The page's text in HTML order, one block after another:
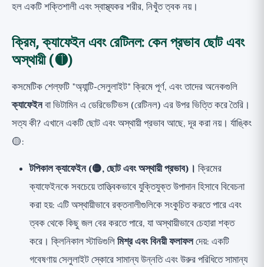
হল একটি শক্তিশালী এবং স্বাস্থ্যকর শরীর, নিখুঁত ত্বক নয়।
ক্রিম, ক্যাফেইন এবং রেটিনল: কেন প্রভাব ছোট এবং
অস্থায়ী (🟡)
কসমেটিক শেল্ফটি "অ্যান্টি-সেলুলাইট" ক্রিমে পূর্ণ, এবং তাদের অনেকগুলি
ক্যাফেইনবা ভিটামিন এ ডেরিভেটিভস (রেটিনল) এর উপর ভিত্তি করে তৈরি।
সত্য কী? এখানে একটি ছোট এবং অস্থায়ী প্রভাব আছে, দূর করা নয়। র্যাঙ্কিং
🟡:
টপিকাল ক্যাফেইন (🟡, ছোট এবং অস্থায়ী প্রভাব)। ক্রিমের
ক্যাফেইনকে সবচেয়ে তাত্ত্বিকভাবে যুক্তিযুক্ত উপাদান হিসাবে বিবেচনা
করা হয়: এটি অস্থায়ীভাবে রক্তনালীগুলিকে সংকুচিত করতে পারে এবং
ত্বক থেকে কিছু জল বের করতে পারে, যা অস্থায়ীভাবে চেহারা শক্ত
করে। ক্লিনিকাল স্টাডিগুলিমিশ্র এবং বিনয়ী ফলাফলদেয়: একটি
গবেষণায় সেলুলাইট স্কোরে সামান্য উন্নতি এবং উরুর পরিধিতে সামান্য